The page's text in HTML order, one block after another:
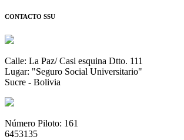
CONTACTO SSU
Calle: La Paz/ Casi esquina Dtto. 111
Lugar: "Seguro Social Universitario"
Sucre - Bolivia
Número Piloto: 161
6453135